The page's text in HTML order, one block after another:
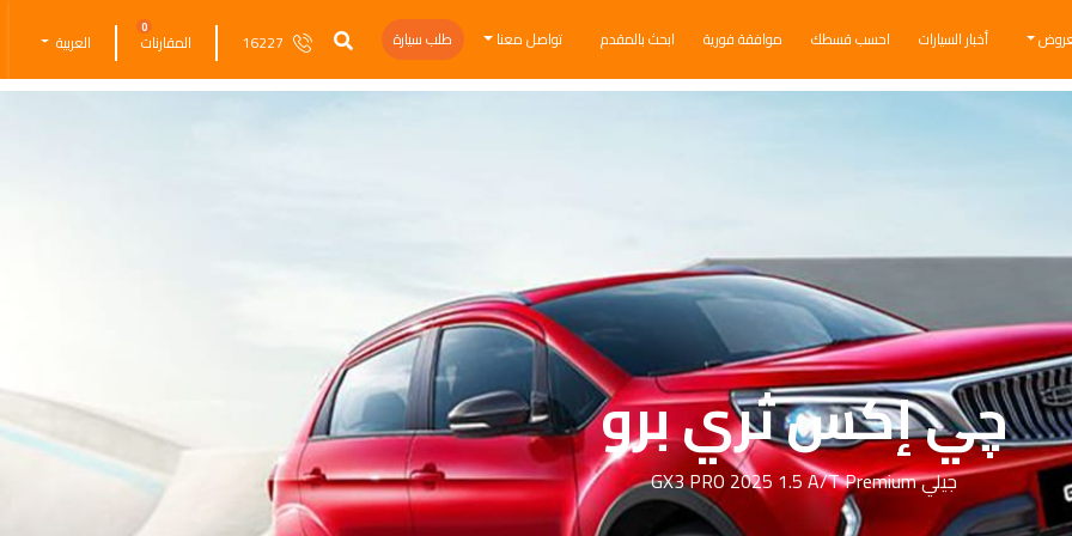
أخبار السيارات احسب قسطك موافقة فورية ابحث بالمقدم تواصل معنا طلب سيارة 16227 المقارنات
0
العربية
چي إكس ثري برو
جيلي GX3 PRO 2025 1.5 A/T Premium